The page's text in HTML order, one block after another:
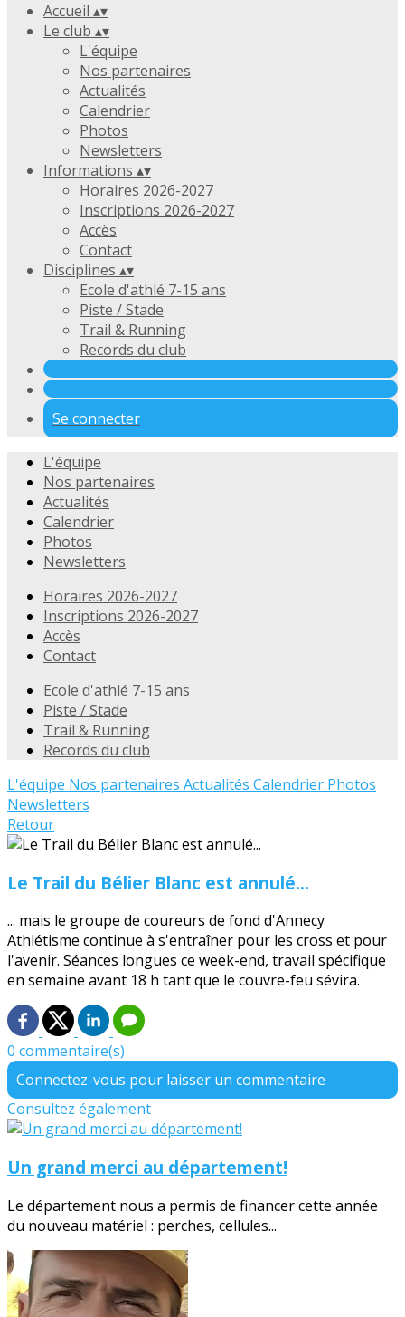
Accueil ▴▾
Le club ▴▾
L'équipe
Nos partenaires
Actualités
Calendrier
Photos
Newsletters
Informations ▴▾
Horaires 2026-2027
Inscriptions 2026-2027
Accès
Contact
Disciplines ▴▾
Ecole d'athlé 7-15 ans
Piste / Stade
Trail & Running
Records du club
Se connecter
L'équipe
Nos partenaires
Actualités
Calendrier
Photos
Newsletters
Horaires 2026-2027
Inscriptions 2026-2027
Accès
Contact
Ecole d'athlé 7-15 ans
Piste / Stade
Trail & Running
Records du club
L'équipe Nos partenaires Actualités Calendrier Photos
Newsletters
Retour
Le Trail du Bélier Blanc est annulé...
... mais le groupe de coureurs de fond d'Annecy
Athlétisme continue à s'entraîner pour les cross et pour
l'avenir. Séances longues ce week-end, travail spécifique
en semaine avant 18 h tant que le couvre-feu sévira.
0 commentaire(s)
Connectez-vous pour laisser un commentaire
Consultez également
Un grand merci au département!
Le département nous a permis de financer cette année
du nouveau matériel : perches, cellules...